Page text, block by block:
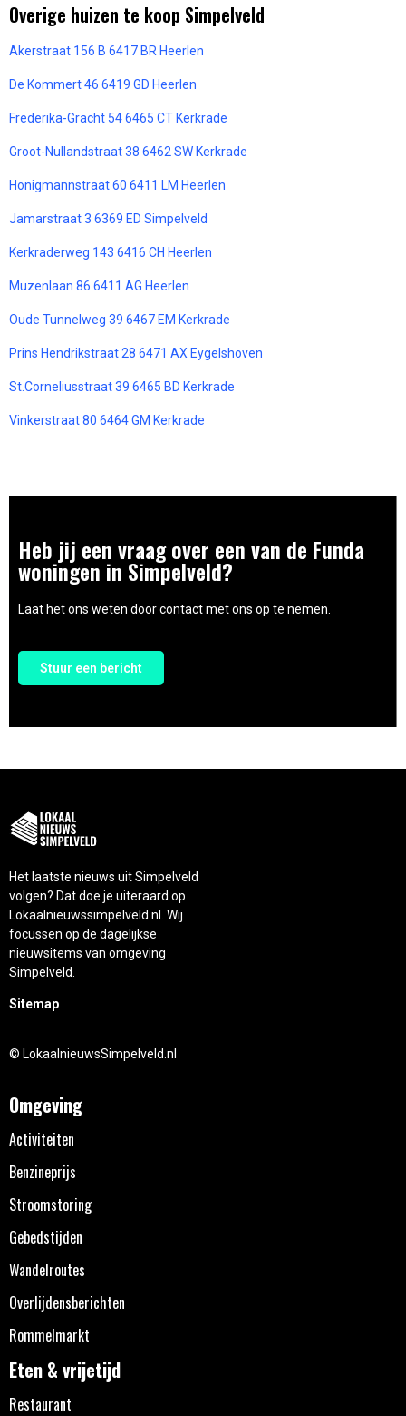
Overige huizen te koop Simpelveld
Akerstraat 156 B 6417 BR Heerlen
De Kommert 46 6419 GD Heerlen
Frederika-Gracht 54 6465 CT Kerkrade
Groot-Nullandstraat 38 6462 SW Kerkrade
Honigmannstraat 60 6411 LM Heerlen
Jamarstraat 3 6369 ED Simpelveld
Kerkraderweg 143 6416 CH Heerlen
Muzenlaan 86 6411 AG Heerlen
Oude Tunnelweg 39 6467 EM Kerkrade
Prins Hendrikstraat 28 6471 AX Eygelshoven
St.Corneliusstraat 39 6465 BD Kerkrade
Vinkerstraat 80 6464 GM Kerkrade
Heb jij een vraag over een van de Funda
woningen in Simpelveld?
Laat het ons weten door contact met ons op te nemen.
Stuur een bericht
Het laatste nieuws uit Simpelveld
volgen? Dat doe je uiteraard op
Lokaalnieuwssimpelveld.nl. Wij
focussen op de dagelijkse
nieuwsitems van omgeving
Simpelveld.
Sitemap
© LokaalnieuwsSimpelveld.nl
Omgeving
Activiteiten
Benzineprijs
Stroomstoring
Gebedstijden
Wandelroutes
Overlijdensberichten
Rommelmarkt
Eten & vrijetijd
Restaurant